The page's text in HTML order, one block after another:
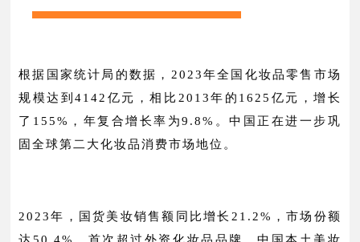
根据国家统计局的数据，2023年全国化妆品零售市场
规模达到4142亿元，相比2013年的1625亿元，增长
了155%，年复合增长率为9.8%。中国正在进一步巩
固全球第二大化妆品消费市场地位。
2023年，国货美妆销售额同比增长21.2%，市场份额